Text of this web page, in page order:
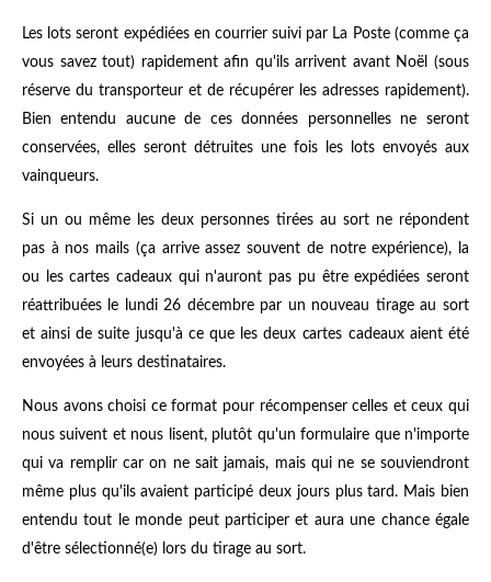
Les lots seront expédiées en courrier suivi par La Poste (comme ça
vous savez tout) rapidement afin qu'ils arrivent avant Noël (sous
réserve du transporteur et de récupérer les adresses rapidement).
Bien entendu aucune de ces données personnelles ne seront
conservées, elles seront détruites une fois les lots envoyés aux
vainqueurs.
Si un ou même les deux personnes tirées au sort ne répondent
pas à nos mails (ça arrive assez souvent de notre expérience), la
ou les cartes cadeaux qui n'auront pas pu être expédiées seront
réattribuées le lundi 26 décembre par un nouveau tirage au sort
et ainsi de suite jusqu'à ce que les deux cartes cadeaux aient été
envoyées à leurs destinataires.
Nous avons choisi ce format pour récompenser celles et ceux qui
nous suivent et nous lisent, plutôt qu'un formulaire que n'importe
qui va remplir car on ne sait jamais, mais qui ne se souviendront
même plus qu'ils avaient participé deux jours plus tard. Mais bien
entendu tout le monde peut participer et aura une chance égale
d'être sélectionné(e) lors du tirage au sort.